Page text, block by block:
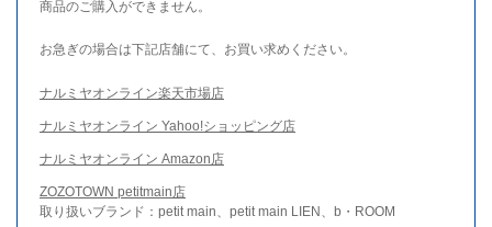
商品のご購入ができません。
お急ぎの場合は下記店舗にて、お買い求めください。
ナルミヤオンライン楽天市場店
ナルミヤオンライン Yahoo!ショッピング店
ナルミヤオンライン Amazon店
ZOZOTOWN petitmain店
取り扱いブランド：petit main、petit main LIEN、b・ROOM